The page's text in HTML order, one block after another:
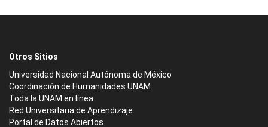
Otros Sitios
Universidad Nacional Autónoma de México
Coordinación de Humanidades UNAM
Toda la UNAM en línea
Red Universitaria de Aprendizaje
Portal de Datos Abiertos